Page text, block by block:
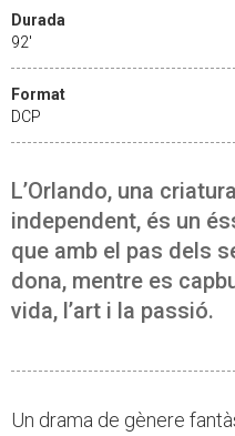
Durada
92'
Format
DCP
L’Orlando, una
independent, és un
que amb el pas dels
dona, mentre es
vida, l’art i la passió.
Un drama de gènere